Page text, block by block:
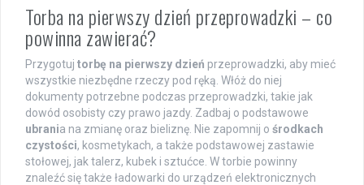
Torba na pierwszy dzień przeprowadzki – co
powinna zawierać?
Przygotuj torbę na pierwszy dzień przeprowadzki, aby mieć
wszystkie niezbędne rzeczy pod ręką. Włóż do niej
dokumenty potrzebne podczas przeprowadzki, takie jak
dowód osobisty czy prawo jazdy. Zadbaj o podstawowe
ubrania na zmianę oraz bieliznę. Nie zapomnij o środkach
czystości, kosmetykach, a także podstawowej zastawie
stołowej, jak talerz, kubek i sztućce. W torbie powinny
znaleźć się także ładowarki do urządzeń elektronicznych